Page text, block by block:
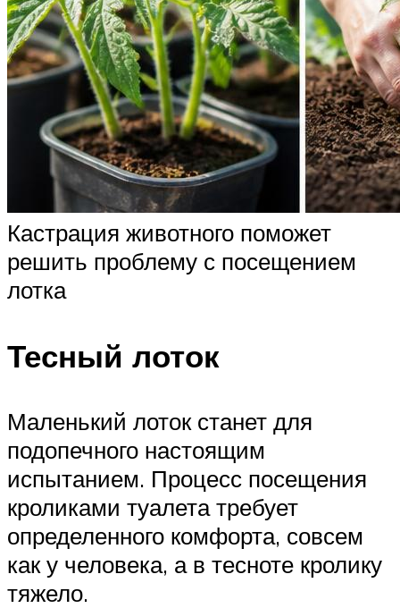
Кастрация животного поможет
решить проблему с посещением
лотка
Тесный лоток
Маленький лоток станет для
подопечного настоящим
испытанием. Процесс посещения
кроликами туалета требует
определенного комфорта, совсем
как у человека, а в тесноте кролику
тяжело.